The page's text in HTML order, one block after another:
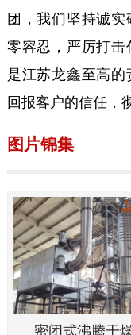
团，我们坚持诚
零容忍，严厉打
是江苏龙鑫至高
回报客户的信任，
图片锦集
密闭式沸腾干